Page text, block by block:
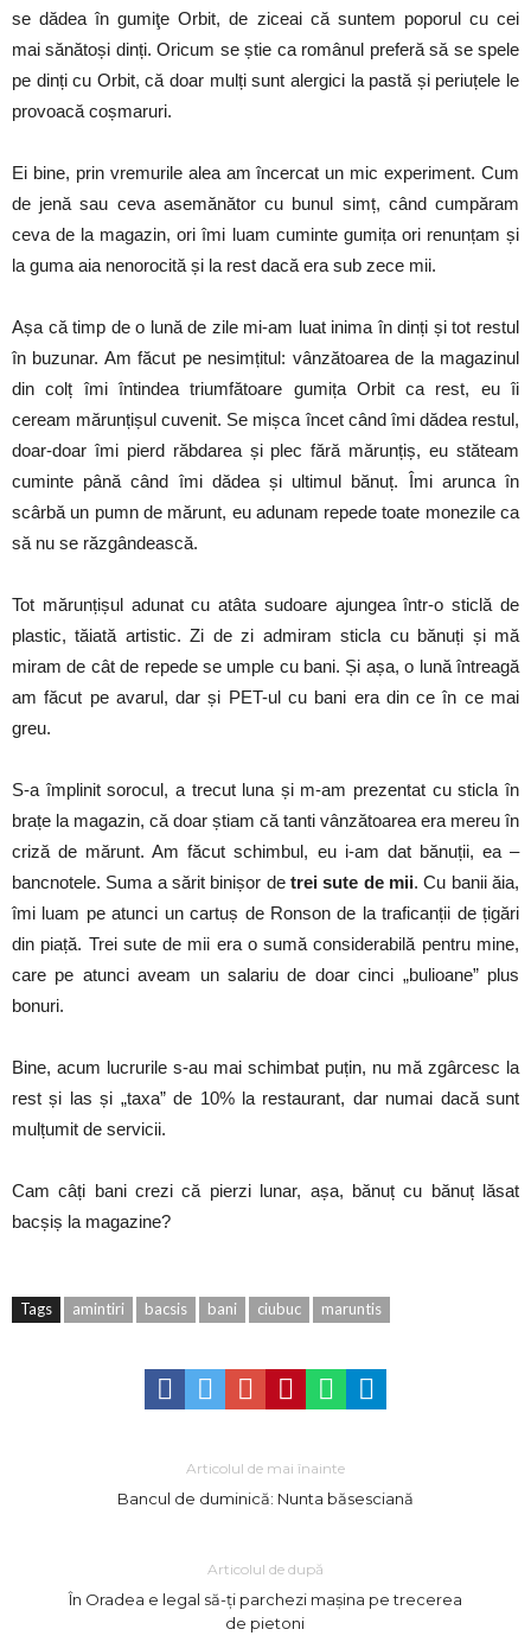
se dădea în gumiţe Orbit, de ziceai că suntem poporul cu cei
mai sănătoși dinți. Oricum se știe ca românul preferă să se spele
pe dinți cu Orbit, că doar mulți sunt alergici la pastă și periuțele le
provoacă coșmaruri.
Ei bine, prin vremurile alea am încercat un mic experiment. Cum
de jenă sau ceva asemănător cu bunul simț, când cumpăram
ceva de la magazin, ori îmi luam cuminte gumița ori renunțam și
la guma aia nenorocită și la rest dacă era sub zece mii.
Așa că timp de o lună de zile mi-am luat inima în dinți și tot restul
în buzunar. Am făcut pe nesimțitul: vânzătoarea de la magazinul
din colț îmi întindea triumfătoare gumița Orbit ca rest, eu îi
ceream mărunțișul cuvenit. Se mișca încet când îmi dădea restul,
doar-doar îmi pierd răbdarea și plec fără mărunțiș, eu stăteam
cuminte până când îmi dădea și ultimul bănuț. Îmi arunca în
scârbă un pumn de mărunt, eu adunam repede toate monezile ca
să nu se răzgândească.
Tot mărunțișul adunat cu atâta sudoare ajungea într-o sticlă de
plastic, tăiată artistic. Zi de zi admiram sticla cu bănuți și mă
miram de cât de repede se umple cu bani. Și așa, o lună întreagă
am făcut pe avarul, dar și PET-ul cu bani era din ce în ce mai
greu.
S-a împlinit sorocul, a trecut luna și m-am prezentat cu sticla în
brațe la magazin, că doar știam că tanti vânzătoarea era mereu în
criză de mărunt. Am făcut schimbul, eu i-am dat bănuții, ea –
bancnotele. Suma a sărit binișor de trei sute de mii. Cu banii ăia,
îmi luam pe atunci un cartuș de Ronson de la traficanții de țigări
din piață. Trei sute de mii era o sumă considerabilă pentru mine,
care pe atunci aveam un salariu de doar cinci „bulioane” plus
bonuri.
Bine, acum lucrurile s-au mai schimbat puțin, nu mă zgârcesc la
rest și las și „taxa” de 10% la restaurant, dar numai dacă sunt
mulțumit de servicii.
Cam câți bani crezi că pierzi lunar, așa, bănuț cu bănuț lăsat
bacșiș la magazine?
Tags amintiri bacsis bani ciubuc maruntis
Articolul de mai înainte
Bancul de duminică: Nunta băsesciană
Articolul de după
În Oradea e legal să-ți parchezi mașina pe trecerea
de pietoni